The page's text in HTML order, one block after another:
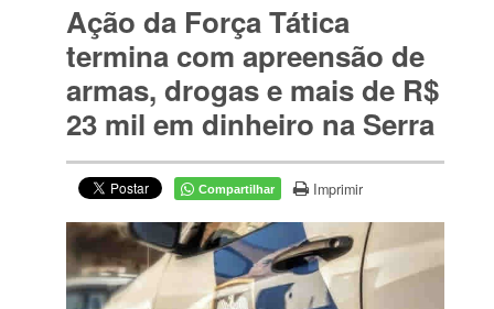
Ação da Força Tática
termina com apreensão de
armas, drogas e mais de R$
23 mil em dinheiro na Serra
Compartilhar Imprimir